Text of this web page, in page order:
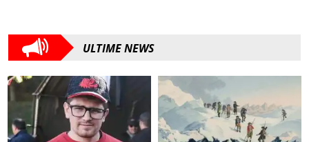
ULTIME NEWS